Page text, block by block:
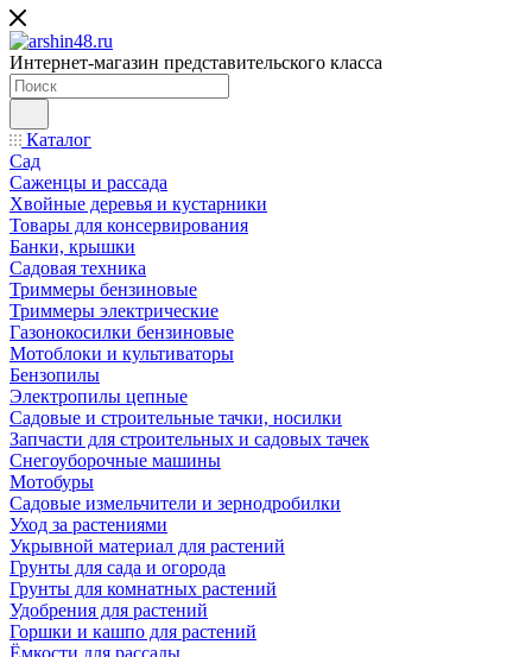
Интернет-магазин представительского класса
Каталог
Сад
Саженцы и рассада
Хвойные деревья и кустарники
Товары для консервирования
Банки, крышки
Садовая техника
Триммеры бензиновые
Триммеры электрические
Газонокосилки бензиновые
Мотоблоки и культиваторы
Бензопилы
Электропилы цепные
Садовые и строительные тачки, носилки
Запчасти для строительных и садовых тачек
Снегоуборочные машины
Мотобуры
Садовые измельчители и зернодробилки
Уход за растениями
Укрывной материал для растений
Грунты для сада и огорода
Грунты для комнатных растений
Удобрения для растений
Горшки и кашпо для растений
Ёмкости для рассады